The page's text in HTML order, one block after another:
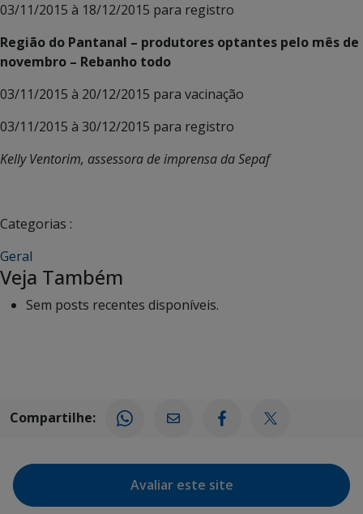
03/11/2015 à 18/12/2015 para registro
Região do Pantanal – produtores optantes pelo mês de
novembro – Rebanho todo
03/11/2015 à 20/12/2015 para vacinação
03/11/2015 à 30/12/2015 para registro
Kelly Ventorim, assessora de imprensa da Sepaf
Categorias :
Geral
Veja Também
Sem posts recentes disponíveis.
Compartilhe:
Avaliar este site